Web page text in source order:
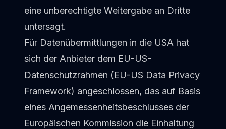
eine unberechtigte Weitergabe an Dritte
untersagt.
Für Datenübermittlungen in die USA hat
sich der Anbieter dem EU-US-
Datenschutzrahmen (EU-US Data Privacy
Framework) angeschlossen, das auf Basis
eines Angemessenheitsbeschlusses der
Europäischen Kommission die Einhaltung